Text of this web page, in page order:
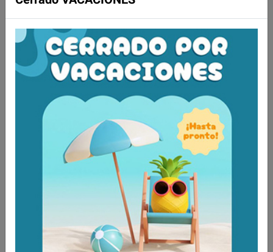
Tejidos de calidad (80% Algodón 20%
Polyester)
Tabla de medidas y modelos
MODELO COLOR
4080059S/M/L/XL Corta Salmón
4080060S/M/L/XL Corta Azul
Larga Salmón
Larga Azul